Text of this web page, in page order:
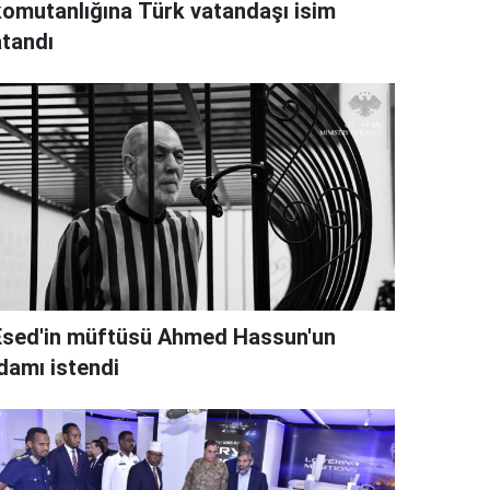
Türk vatandaşı isim
müftüsü Ahmed Hassun'un
istendi